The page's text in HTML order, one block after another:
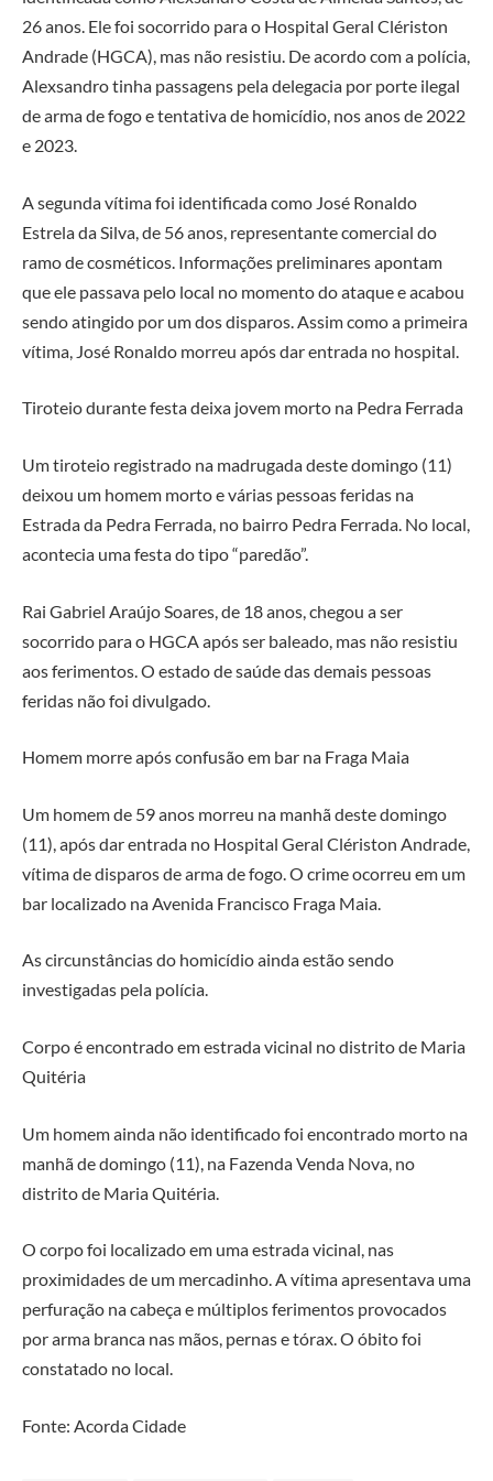
26 anos. Ele foi socorrido para o Hospital Geral Clériston
Andrade (HGCA), mas não resistiu. De acordo com a polícia,
Alexsandro tinha passagens pela delegacia por porte ilegal
de arma de fogo e tentativa de homicídio, nos anos de 2022
e 2023.
A segunda vítima foi identificada como José Ronaldo
Estrela da Silva, de 56 anos, representante comercial do
ramo de cosméticos. Informações preliminares apontam
que ele passava pelo local no momento do ataque e acabou
sendo atingido por um dos disparos. Assim como a primeira
vítima, José Ronaldo morreu após dar entrada no hospital.
Tiroteio durante festa deixa jovem morto na Pedra Ferrada
Um tiroteio registrado na madrugada deste domingo (11)
deixou um homem morto e várias pessoas feridas na
Estrada da Pedra Ferrada, no bairro Pedra Ferrada. No local,
acontecia uma festa do tipo “paredão”.
Rai Gabriel Araújo Soares, de 18 anos, chegou a ser
socorrido para o HGCA após ser baleado, mas não resistiu
aos ferimentos. O estado de saúde das demais pessoas
feridas não foi divulgado.
Homem morre após confusão em bar na Fraga Maia
Um homem de 59 anos morreu na manhã deste domingo
(11), após dar entrada no Hospital Geral Clériston Andrade,
vítima de disparos de arma de fogo. O crime ocorreu em um
bar localizado na Avenida Francisco Fraga Maia.
As circunstâncias do homicídio ainda estão sendo
investigadas pela polícia.
Corpo é encontrado em estrada vicinal no distrito de Maria
Quitéria
Um homem ainda não identificado foi encontrado morto na
manhã de domingo (11), na Fazenda Venda Nova, no
distrito de Maria Quitéria.
O corpo foi localizado em uma estrada vicinal, nas
proximidades de um mercadinho. A vítima apresentava uma
perfuração na cabeça e múltiplos ferimentos provocados
por arma branca nas mãos, pernas e tórax. O óbito foi
constatado no local.
Fonte: Acorda Cidade